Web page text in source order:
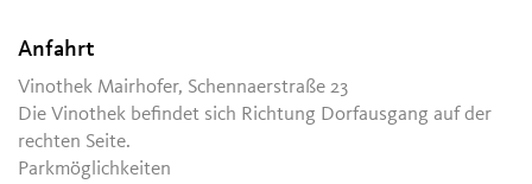
Anfahrt
Vinothek Mairhofer, Schennaerstraße 23
Die Vinothek befindet sich Richtung Dorfausgang auf der
rechten Seite.
Parkmöglichkeiten